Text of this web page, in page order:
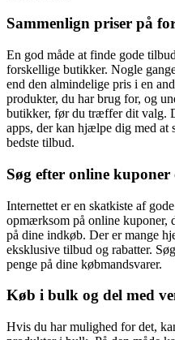
Sammenlign priser på
En god måde at finde gode
forskellige butikker. Nogle
end den almindelige pris i en
produkter, du har brug for, og
butikker, før du træffer dit valg.
apps, der kan hjælpe dig med at
bedste tilbud.
Søg efter online
Internettet er en skatkiste af
opmærksom på online kuponer,
på dine indkøb. Der er mange
eksklusive tilbud og rabatter.
penge på dine købmandsvarer.
Køb i bulk og del med
Hvis du har mulighed for det,